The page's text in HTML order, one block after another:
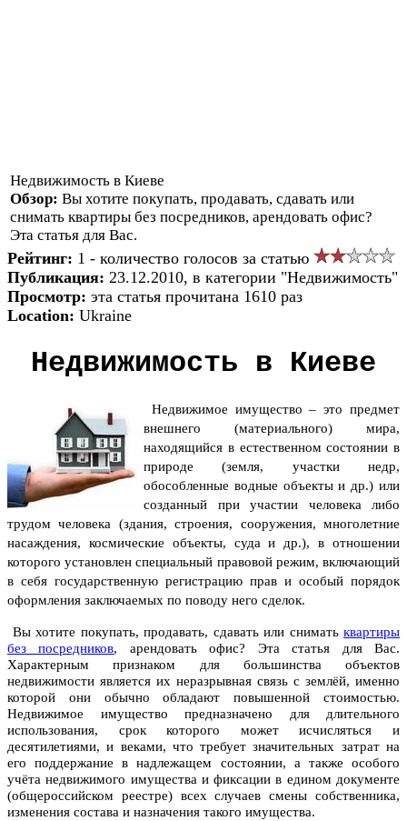
Недвижимость в Киеве
Обзор: Вы хотите покупать, продавать, сдавать или
снимать квартиры без посредников, арендовать офис?
Эта статья для Вас.
Рейтинг: 1 - количество голосов за статью
Публикация: 23.12.2010, в категории "Недвижимость"
Просмотр: эта статья прочитана 1610 раз
Location: Ukraine
Недвижимость в Киеве
Недвижимое имущество – это предмет
внешнего (материального) мира,
находящийся в естественном состоянии в
природе (земля, участки недр,
обособленные водные объекты и др.) или
созданный при участии человека либо
трудом человека (здания, строения, сооружения, многолетние
насаждения, космические объекты, суда и др.), в отношении
которого установлен специальный правовой режим, включающий
в себя государственную регистрацию прав и особый порядок
оформления заключаемых по поводу него сделок.
Вы хотите покупать, продавать, сдавать или снимать квартиры
без посредников, арендовать офис? Эта статья для Вас.
Характерным признаком для большинства объектов
недвижимости является их неразрывная связь с землёй, именно
которой они обычно обладают повышенной стоимостью.
Недвижимое имущество предназначено для длительного
использования, срок которого может исчисляться и
десятилетиями, и веками, что требует значительных затрат на
его поддержание в надлежащем состоянии, а также особого
учёта недвижимого имущества и фиксации в едином документе
(общероссийском реестре) всех случаев смены собственника,
изменения состава и назначения такого имущества.